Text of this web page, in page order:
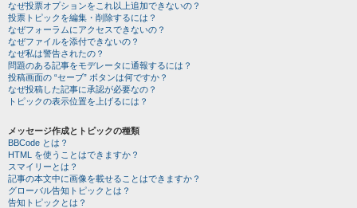
なぜ投票オプションをこれ以上追加できないの？
投票トピックを編集・削除するには？
なぜフォーラムにアクセスできないの？
なぜファイルを添付できないの？
なぜ私は警告されたの？
問題のある記事をモデレータに通報するには？
投稿画面の “セーブ” ボタンは何ですか？
なぜ投稿した記事に承認が必要なの？
トピックの表示位置を上げるには？
メッセージ作成とトピックの種類
BBCode とは？
HTML を使うことはできますか？
スマイリーとは？
記事の本文中に画像を載せることはできますか？
グローバル告知トピックとは？
告知トピックとは？